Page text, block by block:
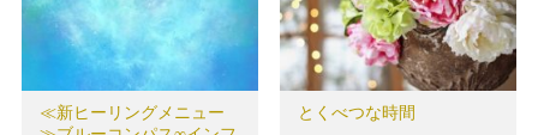
≪新ヒーリングメニュー
とくべつな時間